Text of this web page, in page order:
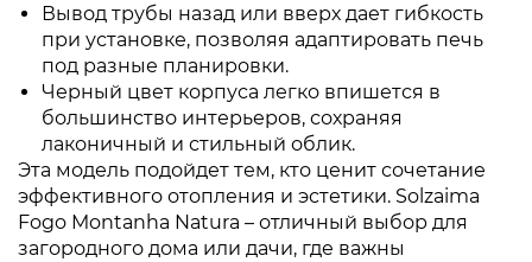
Вывод трубы назад или вверх дает гибкость
при установке, позволяя адаптировать печь
под разные планировки.
Черный цвет корпуса легко впишется в
большинство интерьеров, сохраняя
лаконичный и стильный облик.
Эта модель подойдет тем, кто ценит сочетание
эффективного отопления и эстетики. Solzaima
Fogo Montanha Natura – отличный выбор для
загородного дома или дачи, где важны